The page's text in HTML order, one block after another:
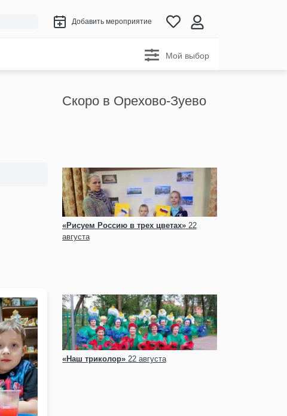
Добавить мероприятие
Мой выбор
Скоро в Орехово-Зуево
«Рисуем Россию в трех цветах» 22
августа
«Наш триколор» 22 августа